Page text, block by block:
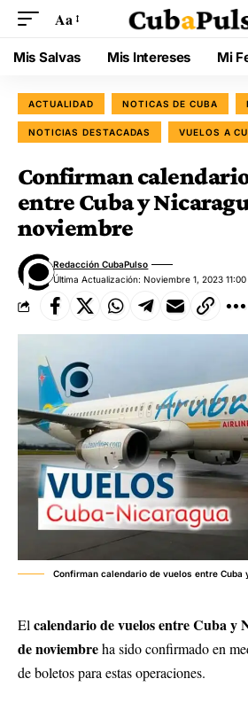
Aa
Mis Salvas Mis Intereses Mi
ACTUALIDAD NOTICAS DE CUBA
NOTICIAS DESTACADAS VUELOS A
Confirman
entre Cuba y
noviembre
Última Actualización: Noviembre 1, 2023 11:00
Redacción CubaPulso
Confirman calendario de vuelos entre Cuba
El calendario de vuelos entre Cuba y
de noviembreha sido confirmado en
de boletos para estas operaciones.